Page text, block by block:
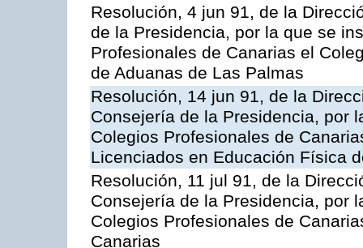
Resolución, 4 jun 91, de la
de la Presidencia, por la que se
Profesionales de Canarias el
de Aduanas de Las Palmas
Resolución, 14 jun 91, de la
Consejería de la Presidencia, por
Colegios Profesionales de
Licenciados en Educación Física
Resolución, 11 jul 91, de la
Consejería de la Presidencia, por
Colegios Profesionales de
Canarias